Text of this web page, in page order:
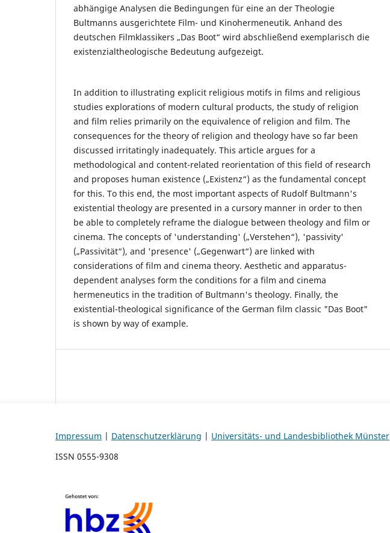
abhängige Analysen die Bedingungen für eine an der Theologie
Bultmanns ausgerichtete Film- und Kinohermeneutik. Anhand des
deutschen Filmklassikers „Das Boot“ wird abschließend exemplarisch die
existenzialtheologische Bedeutung aufgezeigt.
In addition to illustrating explicit religious motifs in films and religious
studies explorations of modern cultural products, the study of religion
and film relies primarily on the equivalence of religion and film. The
consequences for the theory of religion and theology have so far been
discussed irritatingly inadequately. This article argues for a
methodological and content-related reorientation of this field of research
and proposes human existence („Existenz“) as the fundamental concept
for this. To this end, the most important aspects of Rudolf Bultmann's
existential theology are presented in a cursory manner in order to then
be able to completely reframe the dialogue between theology and film or
cinema. The concepts of 'understanding' („Verstehen“), 'passivity'
(„Passivität“), and 'presence' („Gegenwart“) are linked with
considerations of film and cinema theory. Aesthetic and apparatus-
dependent analyses form the conditions for a film and cinema
hermeneutics in the tradition of Bultmann's theology. Finally, the
existential-theological significance of the German film classic "Das Boot"
is shown by way of example.
Impressum | Datenschutzerklärung | Universitäts- und Landesbibliothek Münster
ISSN 0555-9308